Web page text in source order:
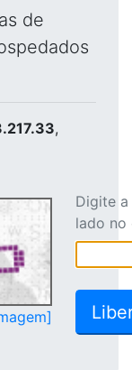
de
,
Digite
lado no